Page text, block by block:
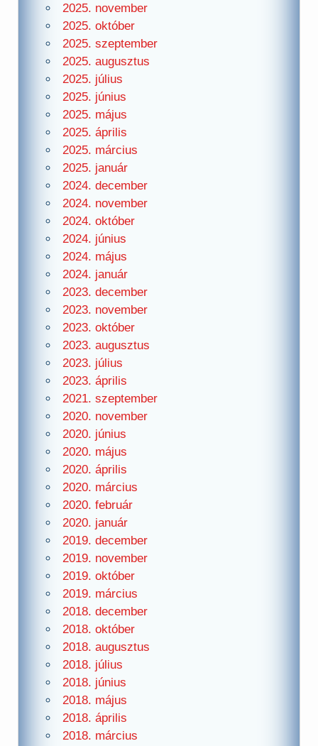
2025. november
2025. október
2025. szeptember
2025. augusztus
2025. július
2025. június
2025. május
2025. április
2025. március
2025. január
2024. december
2024. november
2024. október
2024. június
2024. május
2024. január
2023. december
2023. november
2023. október
2023. augusztus
2023. július
2023. április
2021. szeptember
2020. november
2020. június
2020. május
2020. április
2020. március
2020. február
2020. január
2019. december
2019. november
2019. október
2019. március
2018. december
2018. október
2018. augusztus
2018. július
2018. június
2018. május
2018. április
2018. március